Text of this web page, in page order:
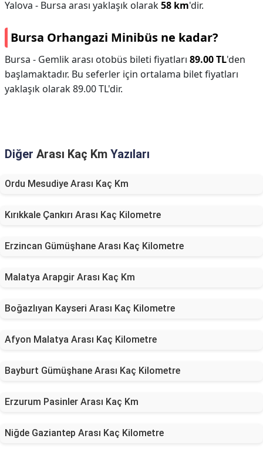
Yalova - Bursa arası yaklaşık olarak58 km'dir.
Bursa Orhangazi Minibüs ne kadar?
Bursa - Gemlik arası otobüs bileti fiyatları 89.00 TL'den
başlamaktadır. Bu seferler için ortalama bilet fiyatları
yaklaşık olarak 89.00 TL'dir.
Diğer Arası Kaç Km Yazıları
Ordu Mesudiye Arası Kaç Km
Kırıkkale Çankırı Arası Kaç Kilometre
Erzincan Gümüşhane Arası Kaç Kilometre
Malatya Arapgir Arası Kaç Km
Boğazlıyan Kayseri Arası Kaç Kilometre
Afyon Malatya Arası Kaç Kilometre
Bayburt Gümüşhane Arası Kaç Kilometre
Erzurum Pasinler Arası Kaç Km
Niğde Gaziantep Arası Kaç Kilometre